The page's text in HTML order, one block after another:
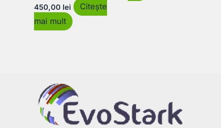
450,00 lei
Citește
mai mult